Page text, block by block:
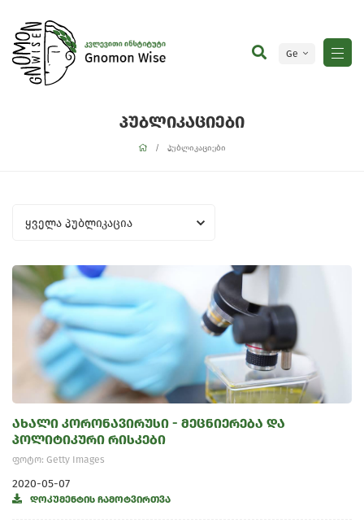
Ge
პუბლიკაციები
პუბლიკაციები
ყველა პუბლიკაცია
ახალი კორონავირუსი - მეცნიერება და
პოლიტიკური რისკები
ფოტო: Getty Images
2020-05-07
დოკუმენტის ჩამოტვირთვა